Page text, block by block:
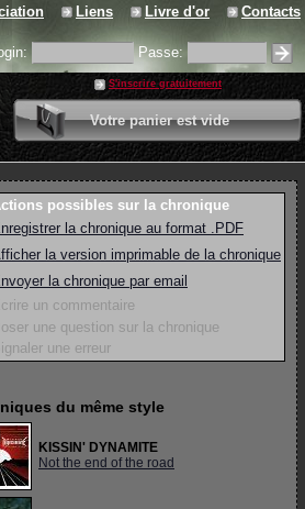
Liens Livre d'or Contacts
Passe:
S'inscrire gratuitement
Votre panier est vide
0 article
Valider votre panier
possibles sur la chronique
la chronique au format .PDF
la version imprimable de la chronique
la chronique par email
un commentaire
une question sur la chronique
une erreur
du même style
KISSIN' DYNAMITE
Not the end of the road